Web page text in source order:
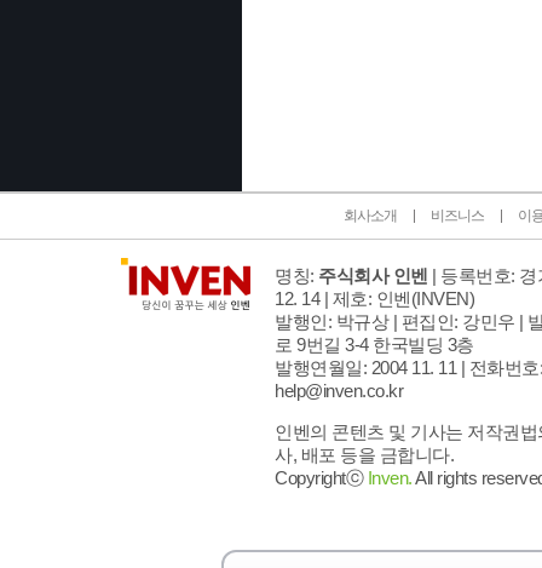
회사소개 비즈니스 이
명칭: 주식회사 인벤 | 등록번호:
12. 14 | 제호: 인벤(INVEN)
발행인: 박규상 | 편집인: 강민우 |
로 9번길 3-4 한국빌딩 3층
발행연월일: 2004 11. 11 | 전화번호
help@inven.co.kr
인벤의 콘텐츠 및 기사는 저작권
사, 배포 등을 금합니다.
Copyrightⓒ Inven.All rights